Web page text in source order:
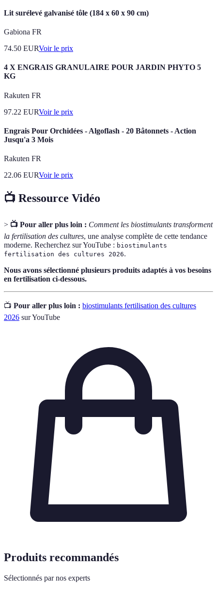
Lit surélevé galvanisé tôle (184 x 60 x 90 cm)
Gabiona FR
74.50 EURVoir le prix
4 X ENGRAIS GRANULAIRE POUR JARDIN PHYTO 5
KG
Rakuten FR
97.22 EURVoir le prix
Engrais Pour Orchidées - Algoflash - 20 Bâtonnets - Action
Jusqu'a 3 Mois
Rakuten FR
22.06 EURVoir le prix
📺 Ressource Vidéo
> 📺 Pour aller plus loin : Comment les biostimulants transforment
la fertilisation des cultures, une analyse complète de cette tendance
moderne. Recherchez sur YouTube : biostimulants
fertilisation des cultures 2026.
Nous avons sélectionné plusieurs produits adaptés à vos besoins
en fertilisation ci-dessous.
📺 Pour aller plus loin : biostimulants fertilisation des cultures
2026 sur YouTube
Produits recommandés
Sélectionnés par nos experts